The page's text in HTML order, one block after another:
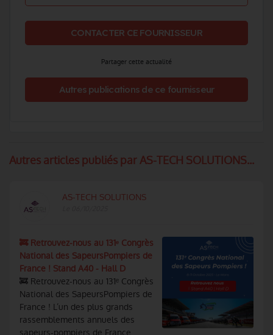
CONTACTER CE FOURNISSEUR
Partager cette actualité
Autres publications de ce fournisseur
Autres articles publiés par AS-TECH SOLUTIONS...
AS-TECH SOLUTIONS
🚒 Retrouvez-nous au 131ᵉ Congrès
National des SapeursPompiers de
France ! Stand A40 - Hall D
🚒 Retrouvez-nous au 131ᵉ Congrès
National des SapeursPompiers de
France ! L’un des plus grands
rassemblements annuels des
sapeurs-pompiers de France